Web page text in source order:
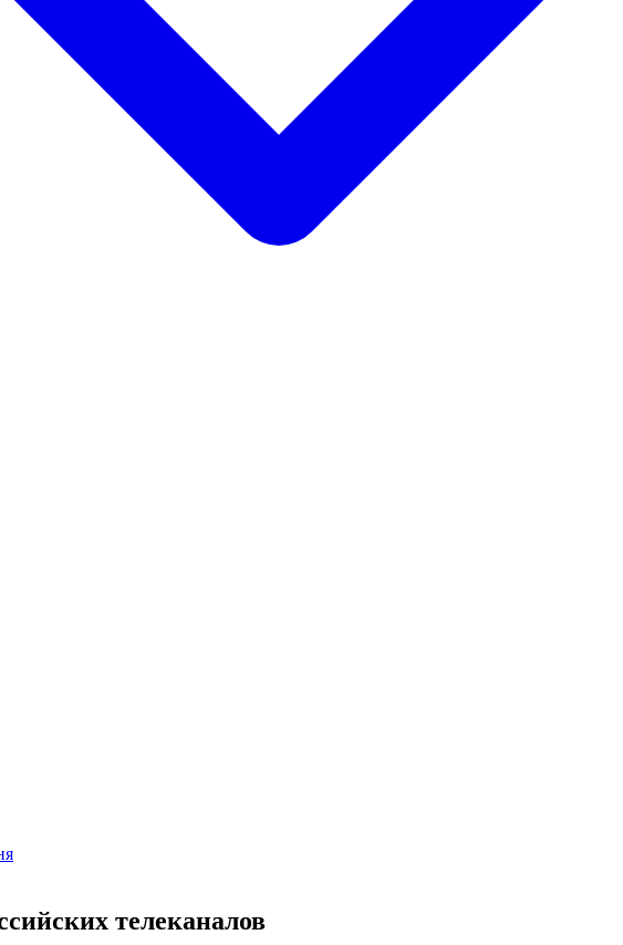
телеканалов